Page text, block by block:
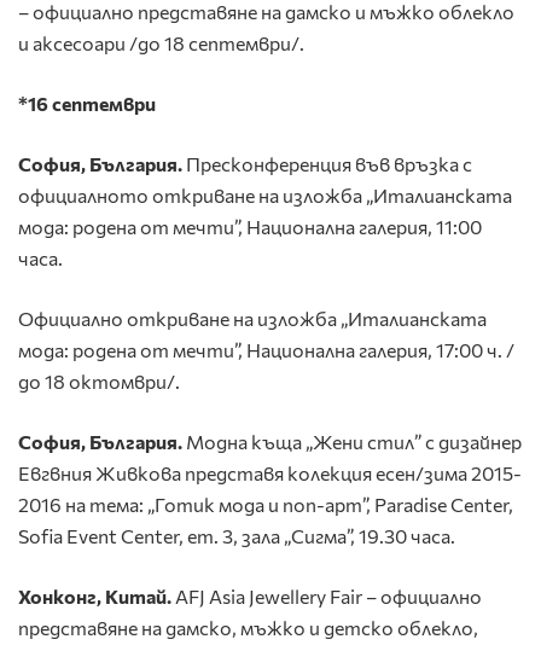
– официално представяне на дамско и мъжко облекло
и аксесоари /до 18 септември/.
*16 септември
София, България. Пресконференция във връзка с
официалното откриване на изложба „Италианската
мода: родена от мечти”, Национална галерия, 11:00
часа.
Официално откриване на изложба „Италианската
мода: родена от мечти”, Национална галерия, 17:00 ч. /
до 18 октомври/.
София, България. Модна къща „Жени стил” с дизайнер
Евгвния Живкова представя колекция есен/зима 2015-
2016 на тема: „Готик мода и поп-арт”, Paradise Center,
Sofia Event Center, ет. 3, зала „Сигма”, 19.30 часа.
Хонконг, Китай. AFJ Asia Jewellery Fair – официално
представяне на дамско, мъжко и детско облекло,